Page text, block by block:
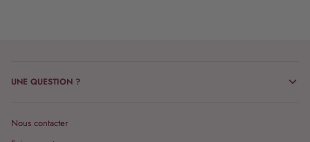
UNE QUESTION ?
Nous contacter